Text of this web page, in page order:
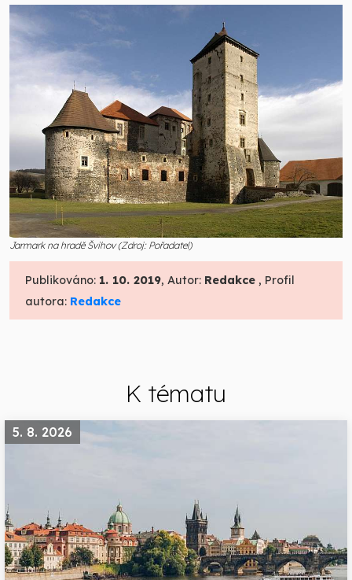
Jarmark na hradě Švihov (Zdroj: Pořadatel)
Publikováno: 1. 10. 2019, Autor: Redakce , Profil
autora: Redakce
K tématu
5. 8. 2026